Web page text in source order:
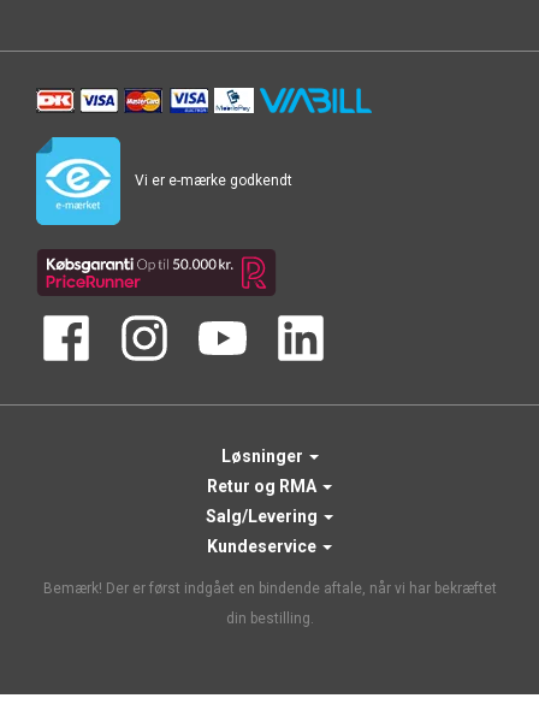
Vi er e-mærke godkendt
Løsninger
Retur og RMA
Salg/Levering
Kundeservice
Bemærk! Der er først indgået en bindende aftale, når vi har bekræftet
din bestilling.